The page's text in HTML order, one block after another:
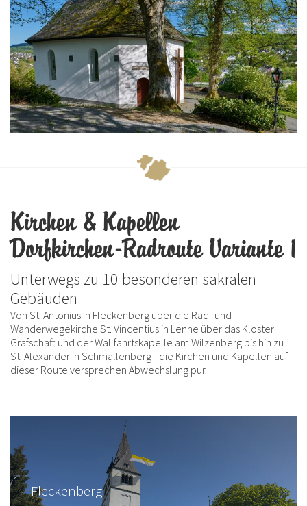
Kirchen & Kapellen
Dorfkirchen-Radroute Variante 1
Unterwegs zu 10 besonderen sakralen
Gebäuden
Von St. Antonius in Fleckenberg über die Rad- und
Wanderwegekirche St. Vincentius in Lenne über das Kloster
Grafschaft und der Wallfahrtskapelle am Wilzenberg bis hin zu
St. Alexander in Schmallenberg - die Kirchen und Kapellen auf
dieser Route versprechen Abwechslung pur.
Fleckenberg